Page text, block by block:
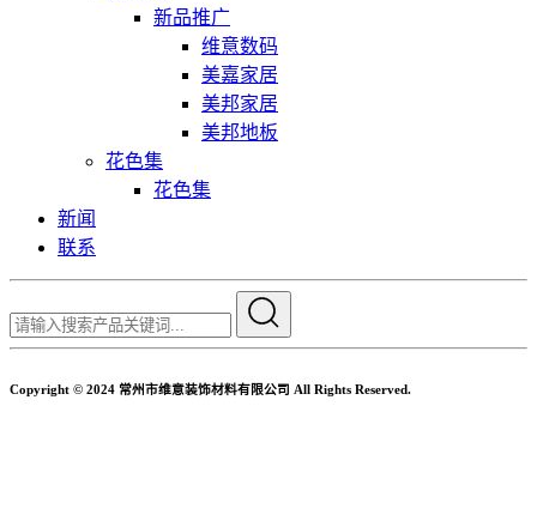
新品推广
维意数码
美嘉家居
美邦家居
美邦地板
花色集
花色集
新闻
联系
Copyright © 2024 常州市维意装饰材料有限公司 All Rights Reserved.